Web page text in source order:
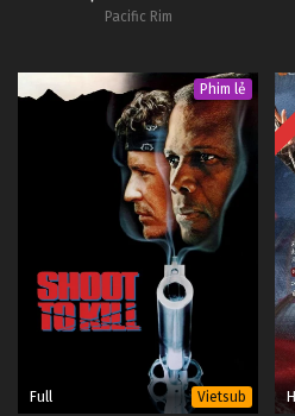
Tập 17
Thôn Tính Bầu Trời
Tập 16
Thôn Tính Bầu Trời
Tập 15
Thôn Tính Bầu Trời
Tập 14
Thôn Tính Bầu Trời
Tập 13
Pacific Rim
Phim lẻ
Full Vietsub